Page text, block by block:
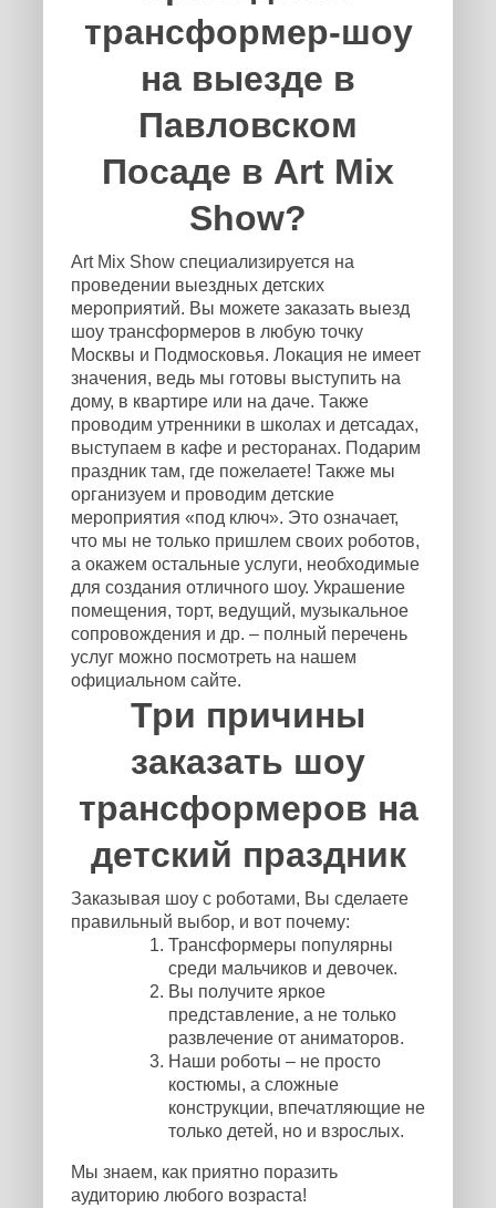
трансформер-шоу
на выезде в
Павловском
Посаде в Art Mix
Show?
Art Mix Show специализируется на
проведении выездных детских
мероприятий. Вы можете заказать выезд
шоу трансформеров в любую точку
Москвы и Подмосковья. Локация не имеет
значения, ведь мы готовы выступить на
дому, в квартире или на даче. Также
проводим утренники в школах и детсадах,
выступаем в кафе и ресторанах. Подарим
праздник там, где пожелаете! Также мы
организуем и проводим детские
мероприятия «под ключ». Это означает,
что мы не только пришлем своих роботов,
а окажем остальные услуги, необходимые
для создания отличного шоу. Украшение
помещения, торт, ведущий, музыкальное
сопровождения и др. – полный перечень
услуг можно посмотреть на нашем
официальном сайте.
Три причины
заказать шоу
трансформеров на
детский праздник
Заказывая шоу с роботами, Вы сделаете
правильный выбор, и вот почему:
Трансформеры популярны
среди мальчиков и девочек.
Вы получите яркое
представление, а не только
развлечение от аниматоров.
Наши роботы – не просто
костюмы, а сложные
конструкции, впечатляющие не
только детей, но и взрослых.
Мы знаем, как приятно поразить
аудиторию любого возраста!